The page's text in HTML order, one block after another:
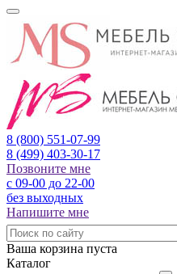
8 (800) 551-07-99
8 (499) 403-30-17
Позвоните мне
с 09-00 до 22-00
без выходных
Напишите мне
Ваша корзина пуста
Каталог